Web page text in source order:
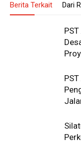
Berita Terkait Dari